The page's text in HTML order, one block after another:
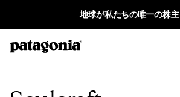
地球が私たちの唯一の株主